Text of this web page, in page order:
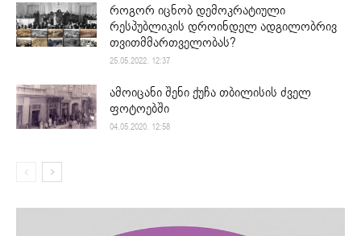
როგორ იცნობ დემოკრატიული
რესპუბლიკის დროინდელ ადგილობრივ
თვითმმართველობას?
25.05.2022. 12:37
ამოიცანი შენი ქუჩა თბილისის ძველ
ფოტოებში
04.05.2020. 12:58